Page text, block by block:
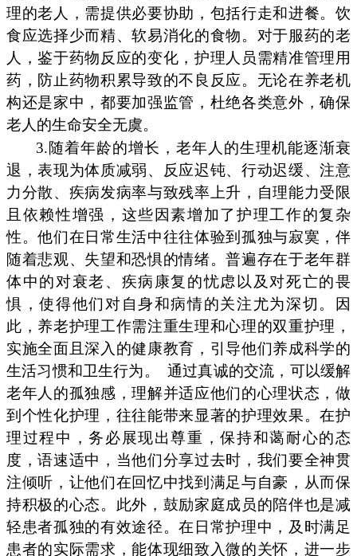
理的老人，需提供必要协助，包括行走和进餐。饮
食应选择少而精、软易消化的食物。对于服药的老
人，鉴于药物反应的变化，护理人员需精准管理用
药，防止药物积累导致的不良反应。无论在养老机
构还是家中，都要加强监管，杜绝各类意外，确保
老人的生命安全无虞。
3.随着年龄的增长，老年人的生理机能逐渐衰
退，表现为体质减弱、反应迟钝、行动迟缓、注意
力分散、疾病发病率与致残率上升，自理能力受限
且依赖性增强，这些因素增加了护理工作的复杂
性。他们在日常生活中往往体验到孤独与寂寞，伴
随着悲观、失望和恐惧的情绪。普遍存在于老年群
体中的对衰老、疾病康复的忧虑以及对死亡的畏
惧，使得他们对自身和病情的关注尤为深切。因
此，养老护理工作需注重生理和心理的双重护理，
实施全面且深入的健康教育，引导他们养成科学的
生活习惯和卫生行为。
通过真诚的交流，可以缓解
老年人的孤独感，理解并适应他们的心理状态，做
到个性化护理，往往能带来显著的护理效果。在护
理过程中，务必展现出尊重，保持和蔼耐心的态
度，语速适中，当他们分享过去时，我们要全神贯
注倾听，让他们在回忆中找到满足与自豪，从而保
持积极的心态。此外，鼓励家庭成员的陪伴也是减
轻患者孤独的有效途径。在日常护理中，及时满足
患者的实际需求，能体现细致入微的关怀，进一步